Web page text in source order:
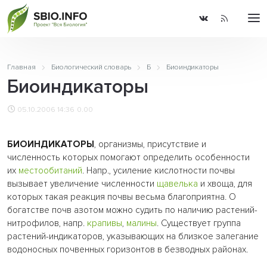
Главная Биологический словарь Б Биоиндикаторы
Биоиндикаторы
05.10.2006 14:36 0.00
БИОИНДИКАТОРЫ, организмы, присутствие и
численность которых помогают определить особенности
их местообитаний. Напр., усиление кислотности почвы
вызывает увеличение численности щавелька и хвоща, для
которых такая реакция почвы весьма благоприятна. О
богатстве почв азотом можно судить по наличию растений-
нитрофилов, напр. крапивы, малины. Существует группа
растений-индикаторов, указывающих на близкое залегание
водоносных почвенных горизонтов в безводных районах.